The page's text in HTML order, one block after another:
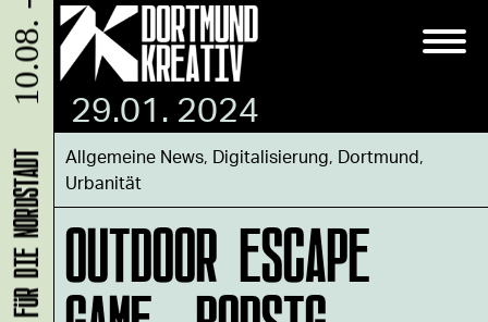
29.01. 2024
Allgemeine News, Digitalisierung, Dortmund,
Urbanität
OUTDOOR ESCAPE